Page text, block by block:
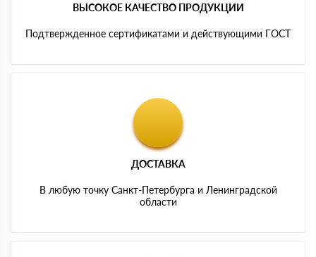
ВЫСОКОЕ КАЧЕСТВО ПРОДУКЦИИ
Подтвержденное сертификатами и действующими ГОСТ
ДОСТАВКА
В любую точку Санкт-Петербурга и Ленинградской
области